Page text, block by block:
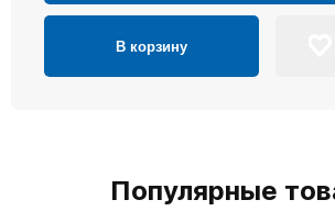
В корзину
Популярные